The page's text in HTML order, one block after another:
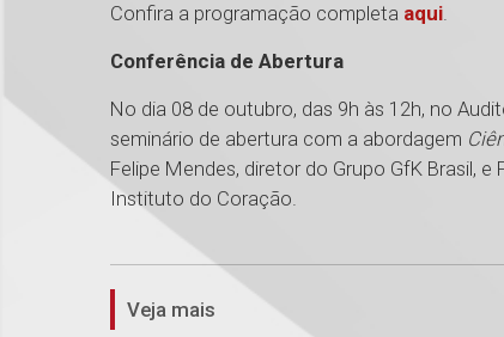
Confira a programação completa aqui.
Conferência de Abertura
No dia 08 de outubro, das 9h às 12h, no
seminário de abertura com a abordagem
Felipe Mendes, diretor do Grupo GfK Brasil,
Instituto do Coração.
Veja mais